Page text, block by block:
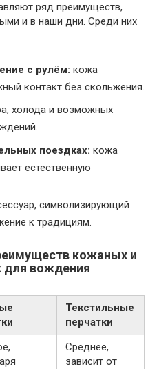
ряд преимуществ,
и в наши дни. Среди них
с рулём: кожа
контакт без скольжения.
холода и возможных
поездках: кожа
естественную
символизирующий
к традициям.
кожаных и
для вождения
Текстильные
перчатки
Среднее,
зависит от